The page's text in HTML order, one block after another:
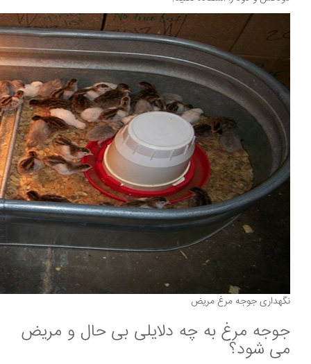
نگهداری جوجه مرغ مریض
جوجه مرغ به چه دلایلی بی حال و مریض
می شود؟